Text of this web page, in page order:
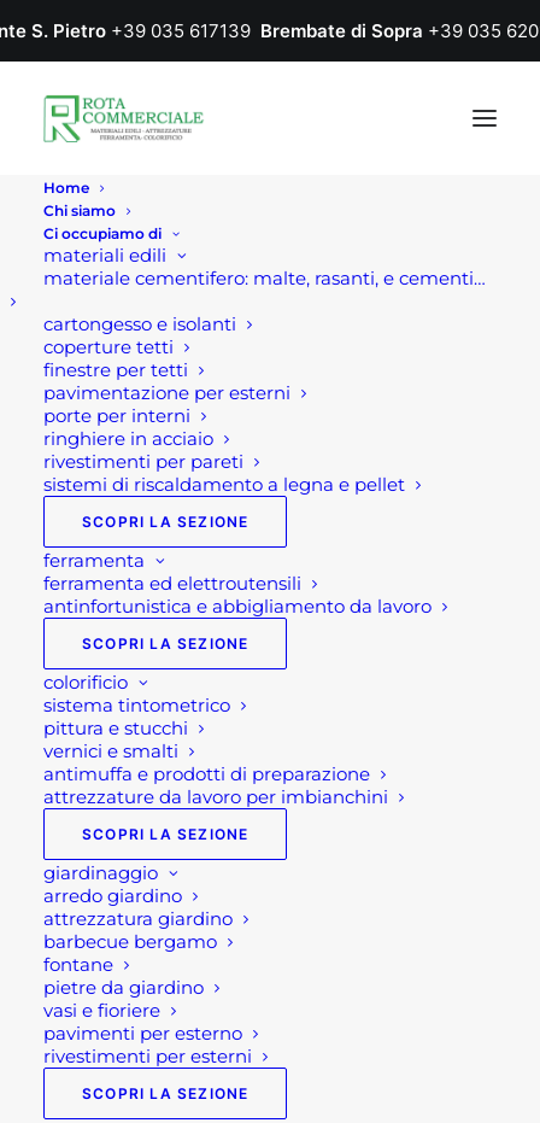
S. Pietro +39 035 617139 Brembate di Sopra +39 035
Home
Chi siamo
Ci occupiamo di
materiali edili
materiale cementifero: malte, rasanti, e cementi…
cartongesso e isolanti
coperture tetti
finestre per tetti
pavimentazione per esterni
porte per interni
ringhiere in acciaio
rivestimenti per pareti
sistemi di riscaldamento a legna e pellet
SCOPRI LA SEZIONE
ferramenta
ferramenta ed elettroutensili
antinfortunistica e abbigliamento da lavoro
SCOPRI LA SEZIONE
colorificio
sistema tintometrico
pittura e stucchi
vernici e smalti
antimuffa e prodotti di preparazione
attrezzature da lavoro per imbianchini
SCOPRI LA SEZIONE
giardinaggio
arredo giardino
attrezzatura giardino
barbecue bergamo
fontane
pietre da giardino
vasi e fioriere
pavimenti per esterno
rivestimenti per esterni
SCOPRI LA SEZIONE
Consigli per la pulizia
della griglia del
barbecue
Home
Consigli per la pulizia della griglia del barbecue
Consigli per la pulizia
della griglia del
barbecue
Alla fine di ogni griglia in compagnia, la griglia del
barbecue (piastra del bbq) non è mai pulita,
dunque è importante seguire i giusti consigli per